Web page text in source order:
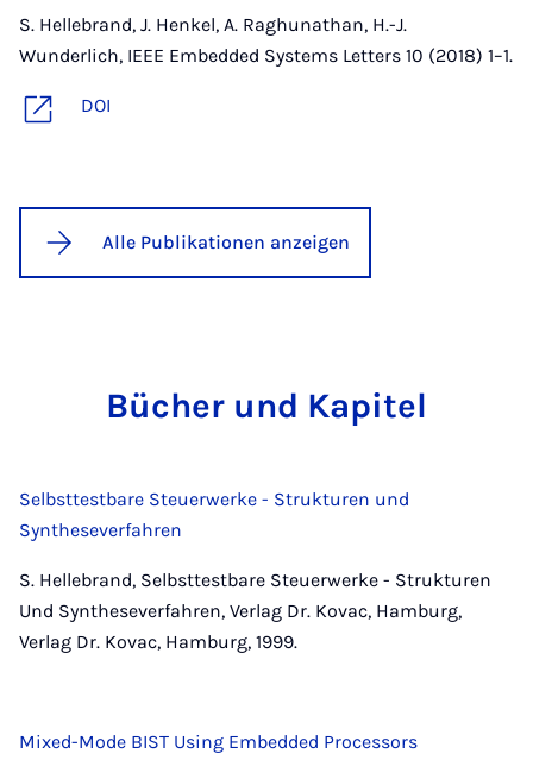
S. Hellebrand, J. Henkel, A. Raghunathan, H.-J.
Wunderlich, IEEE Embedded Systems Letters 10 (2018) 1–1.
DOI
Alle Publikationen anzeigen
Bü­cher und Ka­pi­tel
Selbsttestbare Steuerwerke - Strukturen und
Syntheseverfahren
S. Hellebrand, Selbsttestbare Steuerwerke - Strukturen
Und Syntheseverfahren, Verlag Dr. Kovac, Hamburg,
Verlag Dr. Kovac, Hamburg, 1999.
Mixed-Mode BIST Using Embedded Processors